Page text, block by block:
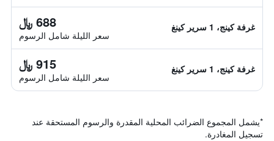
غرفة كينج، 1 سرير كينغ 688 ﷼
سعر الليلة شامل الرسوم
غرفة كينج، 1 سرير كينغ 915 ﷼
سعر الليلة شامل الرسوم
*يشمل المجموع الضرائب المحلية المقدرة والرسوم المستحقة عند
تسجيل المغادرة.